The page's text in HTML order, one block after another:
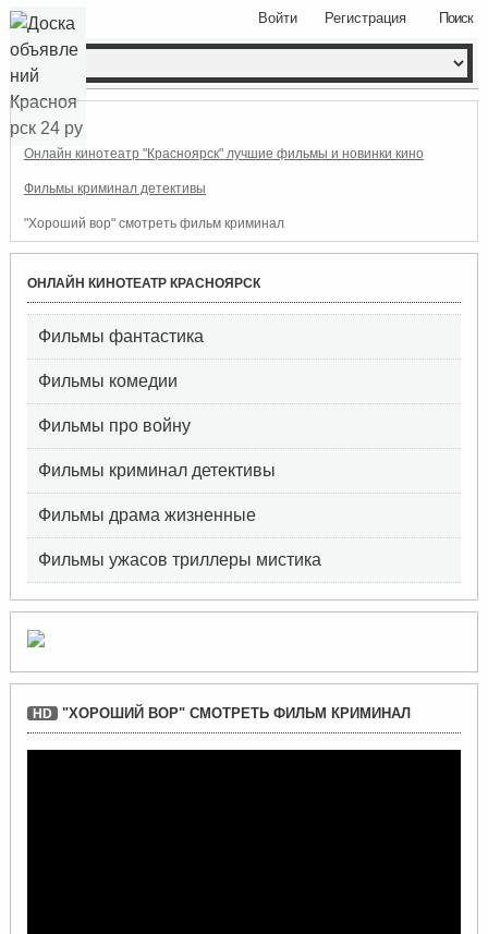
Поиск
Войти Регистрация
Онлайн кинотеатр "Красноярск" лучшие фильмы и новинки кино
Фильмы криминал детективы
"Хороший вор" смотреть фильм криминал
ОНЛАЙН КИНОТЕАТР КРАСНОЯРСК
Фильмы фантастика
Фильмы комедии
Фильмы про войну
Фильмы криминал детективы
Фильмы драма жизненные
Фильмы ужасов триллеры мистика
HD "ХОРОШИЙ ВОР" СМОТРЕТЬ ФИЛЬМ КРИМИНАЛ